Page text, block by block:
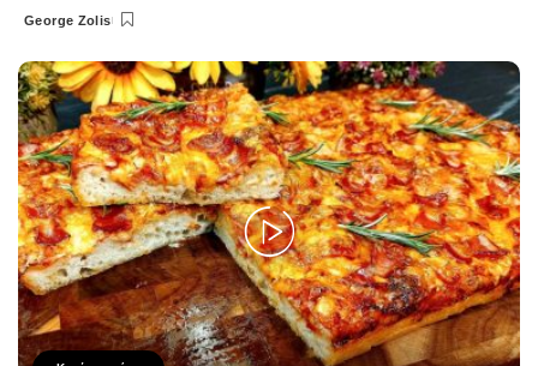
Posted
George Zolis